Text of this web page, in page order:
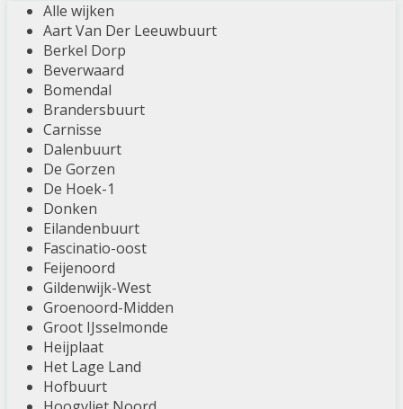
Alle wijken
Aart Van Der Leeuwbuurt
Berkel Dorp
Beverwaard
Bomendal
Brandersbuurt
Carnisse
Dalenbuurt
De Gorzen
De Hoek-1
Donken
Eilandenbuurt
Fascinatio-oost
Feijenoord
Gildenwijk-West
Groenoord-Midden
Groot IJsselmonde
Heijplaat
Het Lage Land
Hofbuurt